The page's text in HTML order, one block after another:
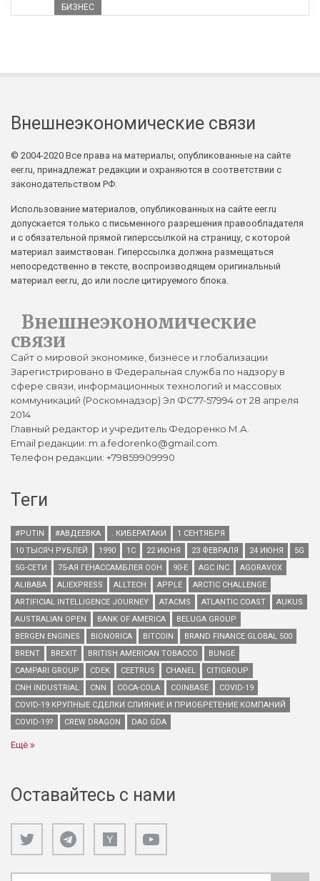
БИЗНЕС
Внешнеэкономические связи
© 2004-2020 Все права на материалы, опубликованные на сайте
eer.ru, принадлежат редакции и охраняются в соответствии с
законодательством РФ.
Использование материалов, опубликованных на сайте eer.ru
допускается только с письменного разрешения правообладателя
и с обязательной прямой гиперссылкой на страницу, с которой
материал заимствован. Гиперссылка должна размещаться
непосредственно в тексте, воспроизводящем оригинальный
материал eer.ru, до или после цитируемого блока.
Внешнеэкономические
связи
Сайт о мировой экономике, бизнесе и глобализации
Зарегистрировано в Федеральная служба по надзору в
сфере связи, информационных технологий и массовых
коммуникаций (Роскомнадзор) Эл ФС77-57994 от 28 апреля
2014
Главный редактор и учредитель Федоренко М.А.
Email редакции: m.a.fedorenko@gmail.com.
Телефон редакции: +79859909990
Теги
#PUTIN #АВДЕЕВКА . КИБЕРАТАКИ
1 СЕНТЯБРЯ
10 ТЫСЯЧ РУБЛЕЙ
1990 1С 22 ИЮНЯ 23 ФЕВРАЛЯ 24 ИЮНЯ
5G
5G-СЕТИ
75-АЯ ГЕНАССАМБЛЕЯ ООН 90-Е AGC INC
AGORAVOX
ALIBABA
ALIEXPRESS ALLTECH APPLE
ARCTIC CHALLENGE
ARTIFICIAL INTELLIGENCE JOURNEY
ATACMS ATLANTIC COAST
AUKUS
AUSTRALIAN OPEN
BANK OF AMERICA
BELUGA GROUP
BERGEN ENGINES
BIONORICA BITCOIN
BRAND FINANCE GLOBAL 500
BRENT
BREXIT BRITISH AMERICAN TOBACCO
BUNGE
CAMPARI GROUP
CDEK CEETRUS CHANEL
CITIGROUP
CNH INDUSTRIAL
CNN COCA-COLA COINBASE
COVID-19
COVID-19 КРУПНЫЕ СДЕЛКИ СЛИЯНИЕ И ПРИОБРЕТЕНИЕ КОМПАНИЙ
COVID-19?
CREW DRAGON DAO GDA
Ещё
Оставайтесь с нами